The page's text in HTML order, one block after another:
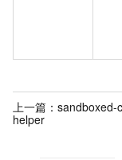
上一篇： sandboxed-
helper